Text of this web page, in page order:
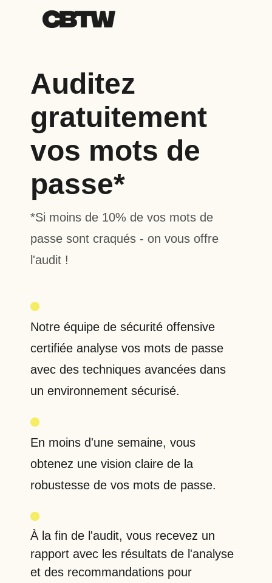
Auditez
gratuitement
vos mots de
passe*
*Si moins de 10% de vos mots de
passe sont craqués - on vous offre
l'audit !
Notre équipe de sécurité offensive
certifiée analyse vos mots de passe
avec des techniques avancées dans
un environnement sécurisé.
En moins d'une semaine, vous
obtenez une vision claire de la
robustesse de vos mots de passe.
À la fin de l'audit, vous recevez un
rapport avec les résultats de l'analyse
et des recommandations pour